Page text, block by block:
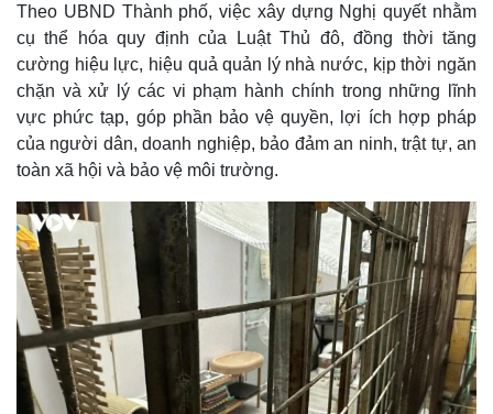
Theo UBND Thành phố, việc xây dựng Nghị quyết nhằm
cụ thể hóa quy định của Luật Thủ đô, đồng thời tăng
cường hiệu lực, hiệu quả quản lý nhà nước, kịp thời ngăn
chặn và xử lý các vi phạm hành chính trong những lĩnh
vực phức tạp, góp phần bảo vệ quyền, lợi ích hợp pháp
của người dân, doanh nghiệp, bảo đảm an ninh, trật tự, an
toàn xã hội và bảo vệ môi trường.